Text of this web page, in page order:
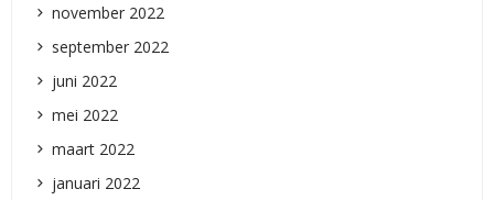
november 2022
september 2022
juni 2022
mei 2022
maart 2022
januari 2022